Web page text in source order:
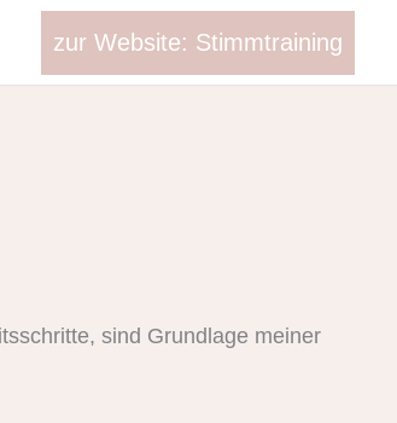
zur Website: Stimmtraining
sind Grundlage meiner